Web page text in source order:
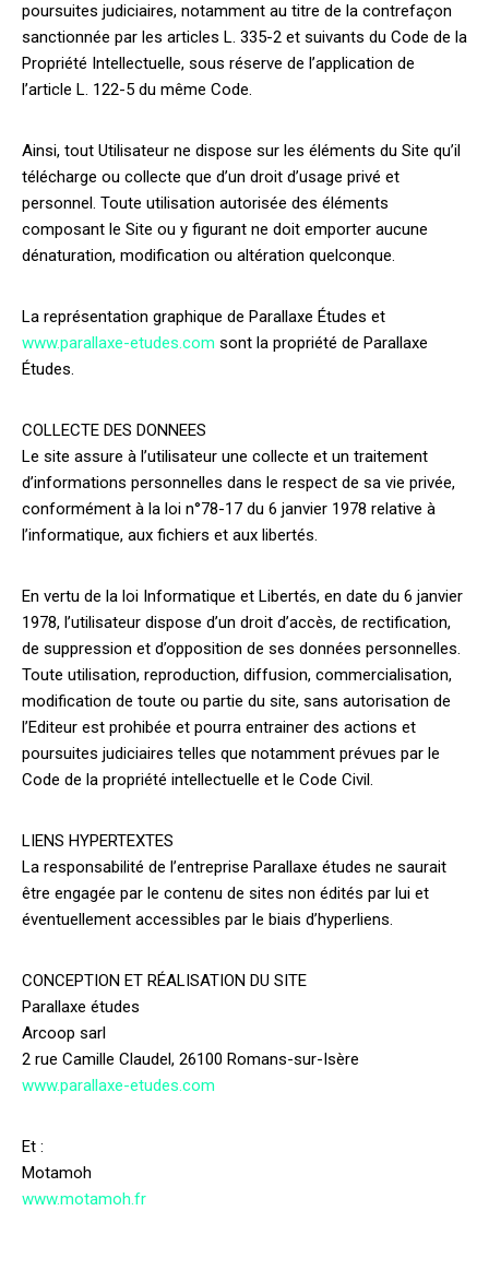
poursuites judiciaires, notamment au titre de la contrefaçon
sanctionnée par les articles L. 335-2 et suivants du Code de la
Propriété Intellectuelle, sous réserve de l’application de
l’article L. 122-5 du même Code.
Ainsi, tout Utilisateur ne dispose sur les éléments du Site qu’il
télécharge ou collecte que d’un droit d’usage privé et
personnel. Toute utilisation autorisée des éléments
composant le Site ou y figurant ne doit emporter aucune
dénaturation, modification ou altération quelconque.
La représentation graphique de Parallaxe Études et
www.parallaxe-etudes.com sont la propriété de Parallaxe
Études.
COLLECTE DES DONNEES
Le site assure à l’utilisateur une collecte et un traitement
d’informations personnelles dans le respect de sa vie privée,
conformément à la loi n°78-17 du 6 janvier 1978 relative à
l’informatique, aux fichiers et aux libertés.
En vertu de la loi Informatique et Libertés, en date du 6 janvier
1978, l’utilisateur dispose d’un droit d’accès, de rectification,
de suppression et d’opposition de ses données personnelles.
Toute utilisation, reproduction, diffusion, commercialisation,
modification de toute ou partie du site, sans autorisation de
l’Editeur est prohibée et pourra entrainer des actions et
poursuites judiciaires telles que notamment prévues par le
Code de la propriété intellectuelle et le Code Civil.
LIENS HYPERTEXTES
La responsabilité de l’entreprise Parallaxe études ne saurait
être engagée par le contenu de sites non édités par lui et
éventuellement accessibles par le biais d’hyperliens.
CONCEPTION ET RÉALISATION DU SITE
Parallaxe études
Arcoop sarl
2 rue Camille Claudel, 26100 Romans-sur-Isère
www.parallaxe-etudes.com
Et :
Motamoh
www.motamoh.fr